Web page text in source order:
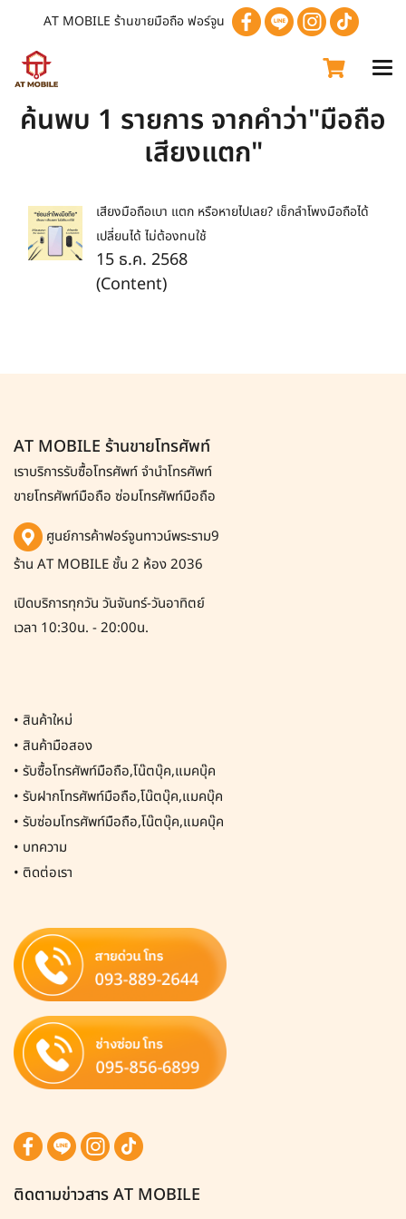
AT MOBILE ร้านขายมือถือ ฟอร์จูน
ค้นพบ 1 รายการ จากคำว่า"มือถือ
เสียงแตก"
เสียงมือถือเบา แตก หรือหายไปเลย? เช็กลำโพงมือถือได้
เปลี่ยนได้ ไม่ต้องทนใช้
15 ธ.ค. 2568
(Content)
AT MOBILE ร้านขายโทรศัพท์
เราบริการรับซื้อโทรศัพท์จำนำโทรศัพท์
ขายโทรศัพท์มือถือ ซ่อมโทรศัพท์มือถือ
ศูนย์การค้าฟอร์จูนทาวน์พระราม9
ร้าน AT MOBILE ชั้น 2 ห้อง 2036
เปิดบริการทุกวัน วันจันทร์-วันอาทิตย์
เวลา 10:30น. - 20:00น.
• สินค้าใหม่
• สินค้ามือสอง
• รับซื้อโทรศัพท์มือถือ,โน๊ตบุ๊ค,แมคบุ๊ค
• รับฝากโทรศัพท์มือถือ,โน๊ตบุ๊ค,แมคบุ๊ค
• รับซ่อมโทรศัพท์มือถือ,โน๊ตบุ๊ค,แมคบุ๊ค
• บทความ
• ติดต่อเรา
ติดตามข่าวสาร AT MOBILE